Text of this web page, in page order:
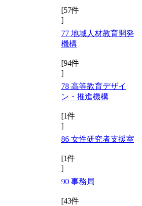
[57件
]
77 地域人材教育開発
機構
[94件
]
78 高等教育デザイ
ン・推進機構
[1件
]
86 女性研究者支援室
[1件
]
90 事務局
[43件